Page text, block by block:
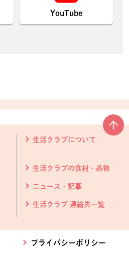
YouTube
生活クラブについて
生活クラブの食材・品物
ニュース・記事
生活クラブ 連絡先一覧
プライバシーポリシー